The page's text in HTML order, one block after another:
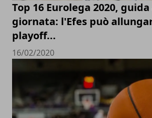
Top 16 Eurolega 2020, guida
giornata: l'Efes può
playoff...
16/02/2020